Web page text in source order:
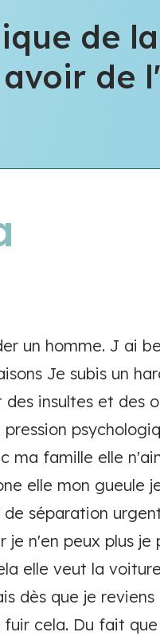
de
de
un homme. J ai
Je subis un
insultes et des
ma famille elle
elle mon gueule
séparation
n'en peux plus je
elle veut la
dès que je
cela. Du fait